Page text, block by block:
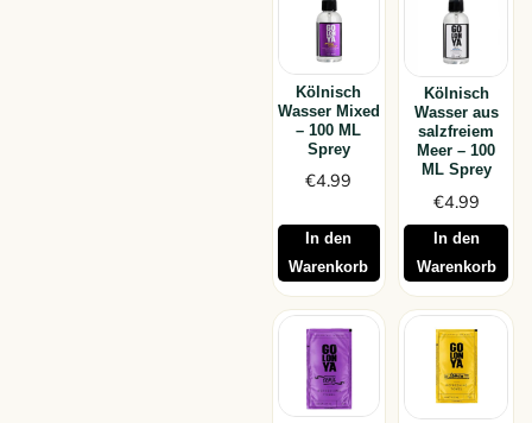
Kölnisch
Wasser Mixed
– 100 ML
Sprey
€4.99
In den
Warenkorb
Kölnisch
Wasser aus
salzfreiem
Meer – 100
ML Sprey
€4.99
In den
Warenkorb